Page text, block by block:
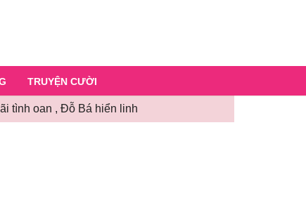
TRUYỆN CƯỜI
tình oan , Ðỗ Bá hiển linh